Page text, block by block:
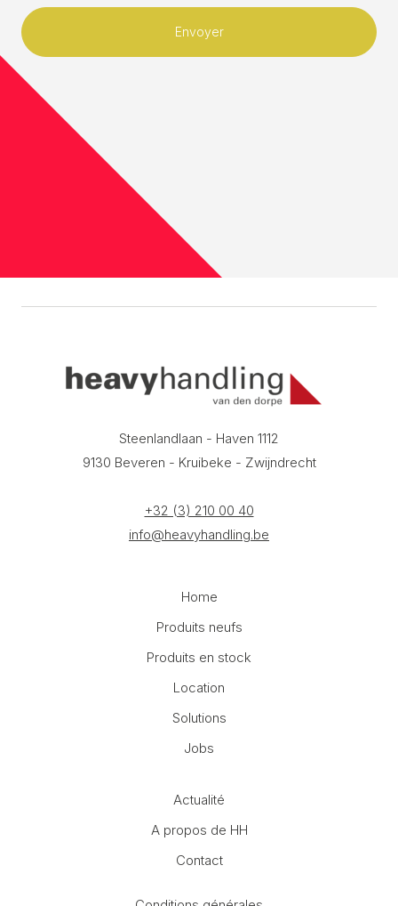
Steenlandlaan - Haven 1112
9130 Beveren - Kruibeke - Zwijndrecht
+32 (3) 210 00 40
info@heavyhandling.be
Home
Produits neufs
Produits en stock
Location
Solutions
Jobs
Actualité
A propos de HH
Contact